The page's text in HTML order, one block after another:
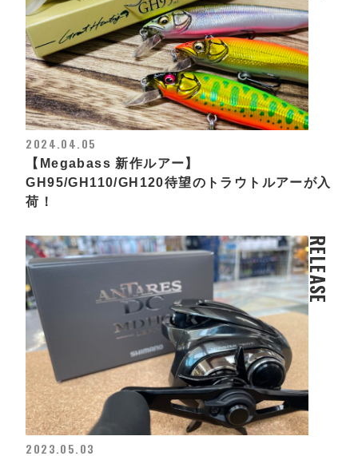
2024.04.05
【Megabass 新作ルアー】
GH95/GH110/GH120待望のトラウトルアーが入
荷！
RELEASE
2023.05.03